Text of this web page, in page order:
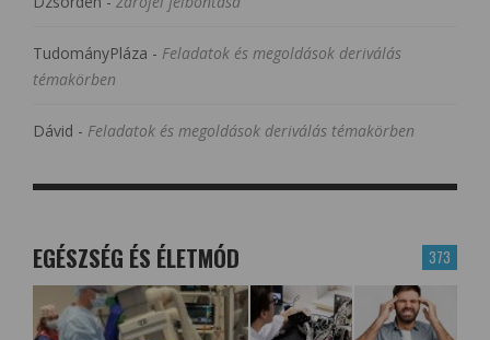
TudományPláza - Feladatok és megoldások deriválás
témakörben
Dávid - Feladatok és megoldások deriválás témakörben
373
EGÉSZSÉG ÉS ÉLETMÓD